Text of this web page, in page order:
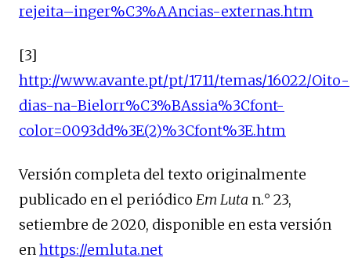
rejeita–inger%C3%AAncias-externas.htm
[3]
http://www.avante.pt/pt/1711/temas/16022/Oito-
dias-na-Bielorr%C3%BAssia%3Cfont-
color=0093dd%3E(2)%3Cfont%3E.htm
Versión completa del texto originalmente
publicado en el periódico Em Luta n.° 23,
setiembre de 2020, disponible en esta versión
enhttps://emluta.net